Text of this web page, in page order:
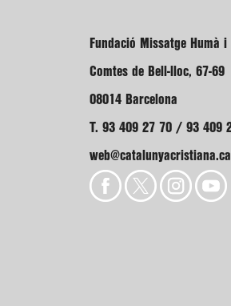
Fundació Missatge Humà
Comtes de Bell-lloc, 67-69
08014 Barcelona
T. 93 409 27 70 / 93 409